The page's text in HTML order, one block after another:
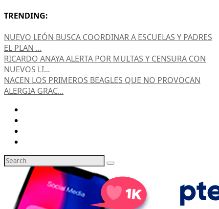
TRENDING:
NUEVO LEÓN BUSCA COORDINAR A ESCUELAS Y PADRES
EL PLAN ...
RICARDO ANAYA ALERTA POR MULTAS Y CENSURA CON
NUEVOS LI...
NACEN LOS PRIMEROS BEAGLES QUE NO PROVOCAN
ALERGIA GRAC...